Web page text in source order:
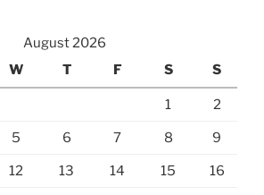
August 2026
W T F S S
1 2
5 6 7 8 9
12 13 14 15 16